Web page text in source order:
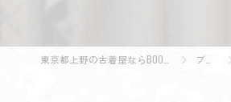
ブログ